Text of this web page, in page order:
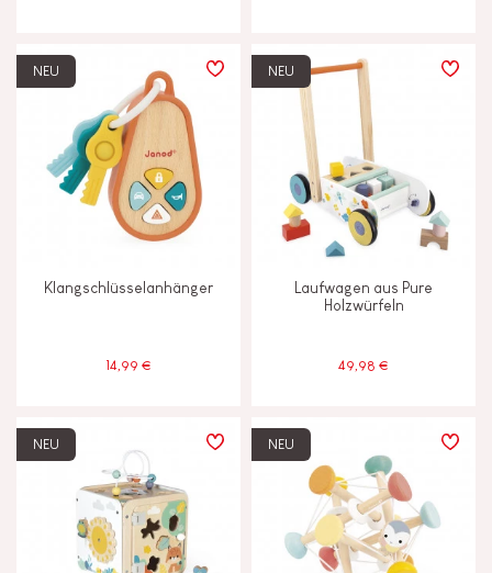
NEU
Klangschlüsselanhänger
14,99 €
NEU
Laufwagen aus Pure
Holzwürfeln
49,98 €
NEU NEU